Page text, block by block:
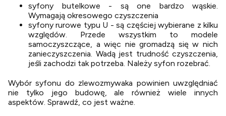
syfony butelkowe - są one bardzo wąskie.
Wymagają okresowego czyszczenia
syfony rurowe typu U - są częściej wybierane z kilku
względów. Przede wszystkim to modele
samoczyszczące, a więc nie gromadzą się w nich
zanieczyszczenia. Wadą jest trudność czyszczenia,
jeśli zachodzi tak potrzeba. Należy syfon rozebrać.
Wybór syfonu do zlewozmywaka powinien uwzględniać
nie tylko jego budowę, ale również wiele innych
aspektów. Sprawdź, co jest ważne.